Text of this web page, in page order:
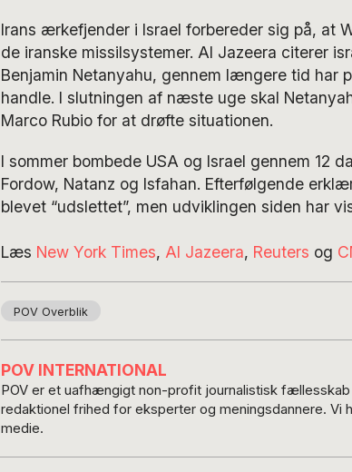
Irans ærkefjender i Israel forbereder sig på, at
de iranske missilsystemer. Al Jazeera citerer
Benjamin Netanyahu, gennem længere tid har
handle. I slutningen af næste uge skal
Marco Rubio for at drøfte situationen.
I sommer bombede USA og Israel gennem 12
Fordow, Natanz og Isfahan. Efterfølgende
blevet “udslettet”, men udviklingen siden har
Læs New York Times, Al Jazeera, Reuters og
POV Overblik
POV INTERNATIONAL
POV er et uafhængigt non-profit journalistisk
redaktionel frihed for eksperter og meningsdannere. Vi
medie.